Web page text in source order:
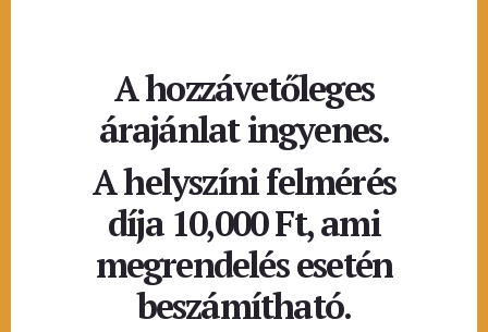
A hozzávetőleges
árajánlat ingyenes.
A helyszíni felmérés
díja 10,000 Ft, ami
megrendelés esetén
beszámítható.